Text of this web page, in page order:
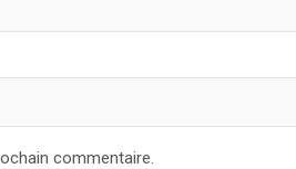
commentaire.